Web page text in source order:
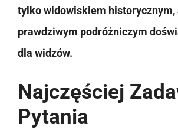
tylko widowiskiem historycznym,
prawdziwym podróżniczym
dla widzów.
Najczęściej
Pytania